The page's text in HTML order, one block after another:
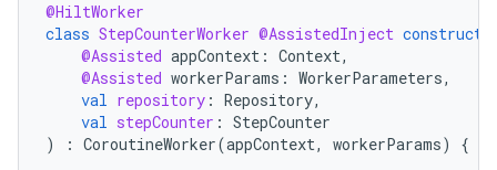
@HiltWorker
class StepCounterWorker @AssistedInject
@Assisted appContext : Context,
@Assisted workerParams : WorkerParameters,
val repository : Repository,
val stepCounter : StepCounter
)
: CoroutineWorker(appContext, workerParams) {